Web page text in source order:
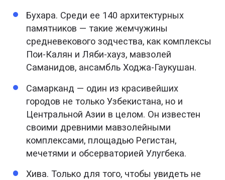
Бухара. Среди ее 140 архитектурных
памятников — такие жемчужины
средневекового зодчества, как комплексы
Пои-Калян и Ляби-хауз, мавзолей
Саманидов, ансамбль Ходжа-Гаукушан.
Самарканд — один из красивейших
городов не только Узбекистана, но и
Центральной Азии в целом. Он известен
своими древними мавзолейными
комплексами, площадью Регистан,
мечетями и обсерваторией Улугбека.
Хива. Только для того, чтобы увидеть не